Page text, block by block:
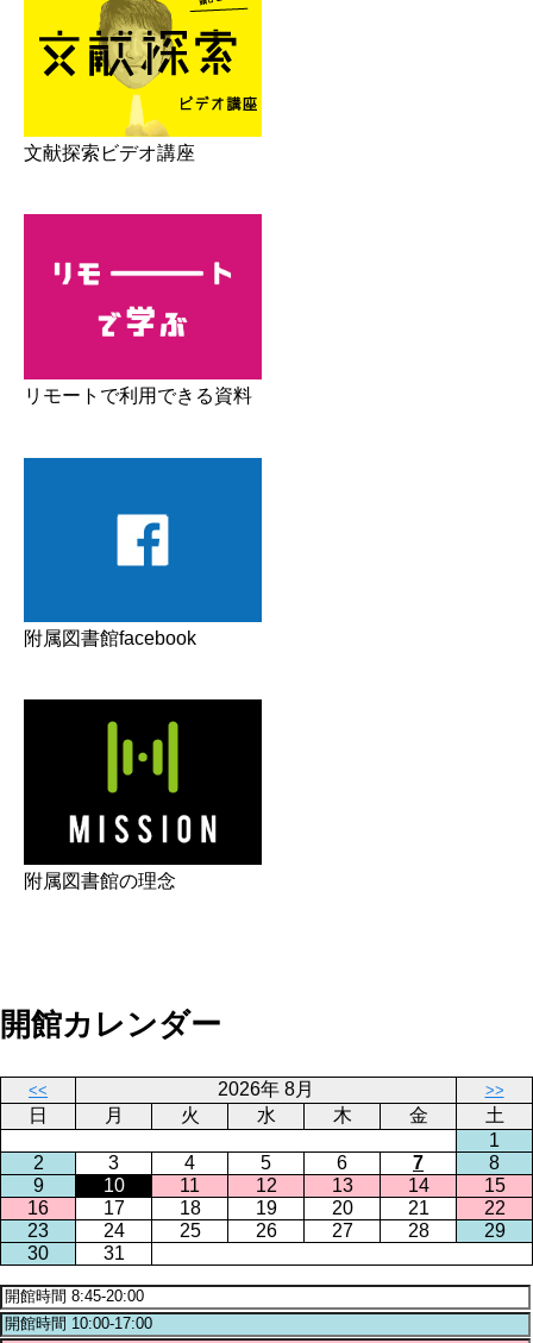
文献探索ビデオ講座
リモートで利用できる資料
附属図書館facebook
附属図書館の理念
開館カレンダー
<< 2026年 8月 >>
日 月 火 水 木 金
土
1
2
3 4 5 6 7
8
9
10 11 12 13 14
15
16
17 18 19 20 21
22
23
24 25 26 27 28
29
30
31